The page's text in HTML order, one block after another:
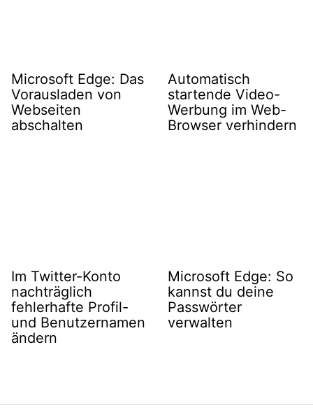
Microsoft Edge: Das
Vorausladen von
Webseiten
abschalten
Automatisch
startende Video-
Werbung im Web-
Browser verhindern
Im Twitter-Konto
nachträglich
fehlerhafte Profil-
und Benutzernamen
ändern
Microsoft Edge: So
kannst du deine
Passwörter
verwalten